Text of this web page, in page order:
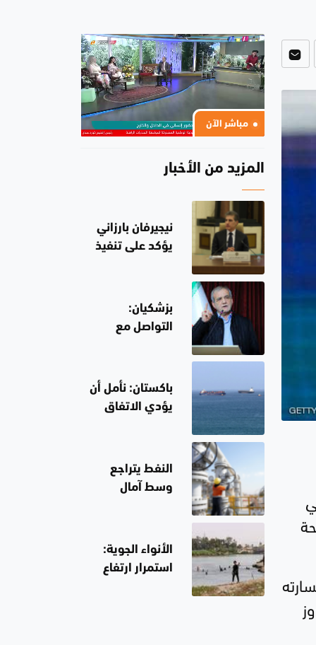
خسارته
مباشر الآن
المزيد من الأخبار
نيجيرفان بارزاني
يؤكد على تنفيذ
عامل استقرار لا
ساحة للتهديد
بزشكيان:
التواصل مع
حاليا
باكستان: نأمل أن
يؤدي الاتفاق
المحادثات بين
طهران
النفط يتراجع
وسط آمال
الأنواء الجوية:
استمرار ارتفاع